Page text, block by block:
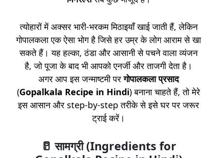
त्योहारों में अक्सर भारी-भरकम मिठाइयाँ खाई जाती हैं, लेकिन
गोपालकला एक ऐसा भोग है जिसे हर उम्र के लोग आराम से खा
सकते हैं। यह हल्का, ठंडा और आसानी से पचने वाला व्यंजन
है, जो पूजा के बाद भी आपको एनर्जी और ताजगी देता है।
अगर आप इस जन्माष्टमी परगोपालकला प्रसाद
(Gopalkala Recipe in Hindi) बनाना चाहते हैं, तो मेरे
इस आसान और step-by-step तरीके से इसे घर पर जरूर
ट्राई करें।
🥛सामग्री (Ingredients for